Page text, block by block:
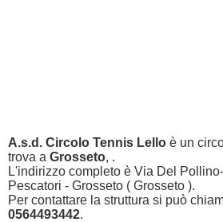
A.s.d. Circolo Tennis Lello è un
trova a Grosseto, .
L'indirizzo completo è Via Del
Pescatori - Grosseto ( Grosseto ).
Per contattare la struttura si può
0564493442.